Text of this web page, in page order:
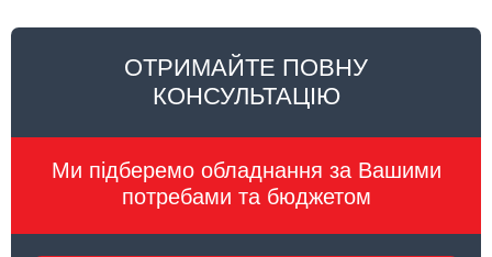
ОТРИМАЙТЕ ПОВНУ
КОНСУЛЬТАЦІЮ
Ми підберемо обладнання за Вашими
потребами та бюджетом